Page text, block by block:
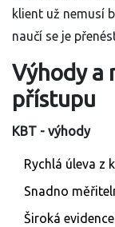
klient už nemusí
naučí se je
Výhody a
přístupu
KBT - výhody
Rychlá úleva z
Snadno
Široká